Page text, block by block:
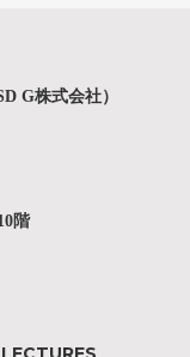
G株式会社）
階